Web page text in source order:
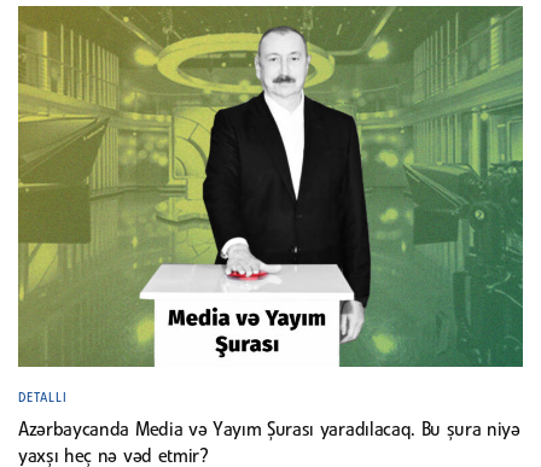
DETALLI
Azərbaycanda Media və Yayım Şurası yaradılacaq. Bu şura niyə
yaxşı heç nə vəd etmir?